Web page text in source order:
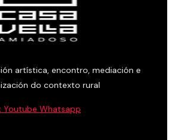
artística, encontro, mediación e
do contexto rural
Youtube Whatsapp